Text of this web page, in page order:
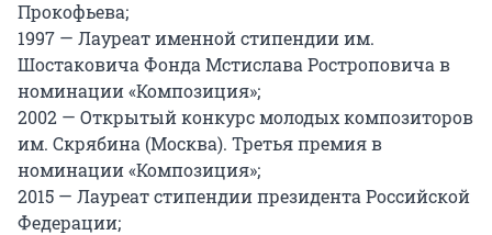
Прокофьева;
1997 — Лауреат именной стипендии им.
Шостаковича Фонда Мстислава Ростроповича в
номинации «Композиция»;
2002 — Открытый конкурс молодых композиторов
им. Скрябина (Москва). Третья премия в
номинации «Композиция»;
2015 — Лауреат стипендии президента Российской
Федерации;